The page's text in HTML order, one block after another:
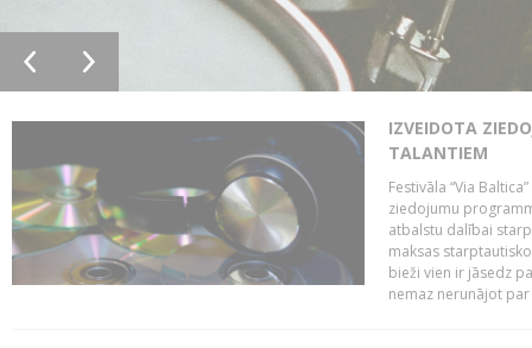
IZVEIDOTA
TALANTIEM
Festivāla “Via
ziedojumu
atbalstu dalībai
maksas
bieži vien ir jāsedz
nemaz nerunājot